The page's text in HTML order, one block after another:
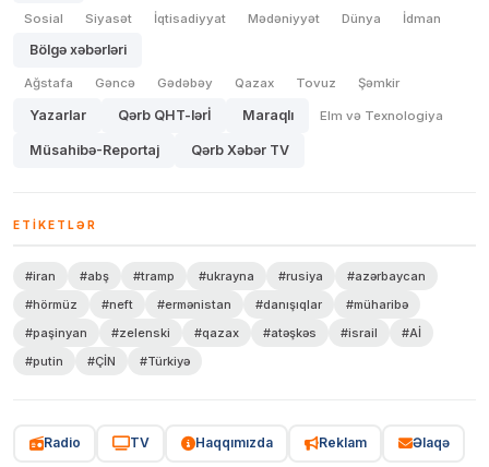
Sosial Siyasət İqtisadiyyat Mədəniyyət Dünya İdman
Bölgə xəbərləri
Ağstafa Gəncə Gədəbəy Qazax Tovuz Şəmkir
Yazarlar Qərb QHT-lərİ Maraqlı Elm və Texnologiya
Müsahibə-Reportaj Qərb Xəbər TV
ETIKETLƏR
#iran #abş #tramp #ukrayna #rusiya
#azərbaycan
#hörmüz
#neft #ermənistan #danışıqlar
#müharibə
#paşinyan
#zelenski #qazax #atəşkəs #israil
#Aİ
#putin
#ÇİN #Türkiyə
Radio TV Haqqımızda Reklam Əlaqə